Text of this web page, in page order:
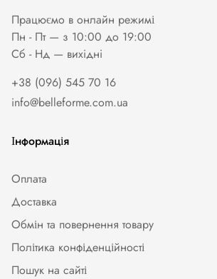
Працюємо в онлайн режимі
Пн - Пт — з 10:00 до 19:00
Сб - Нд — вихiднi
+38 (096) 545 70 16
info@belleforme.com.ua
Інформація
Оплата
Доставка
Обмін та повернення товару
Політика конфіденційності
Пошук на сайті